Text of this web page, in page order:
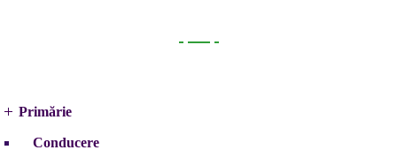
Primărie
Conducere